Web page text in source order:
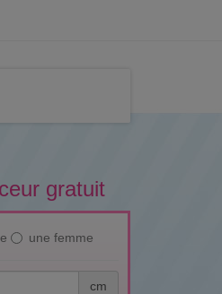
gratuit
une femme
cm